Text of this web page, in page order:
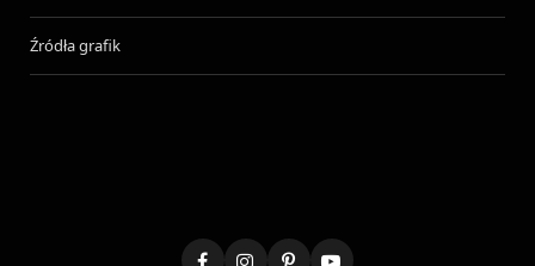
Źródła grafik